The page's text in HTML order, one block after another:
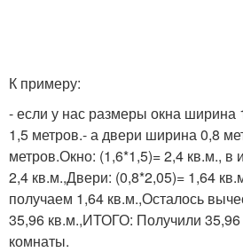
К примеру:
- если у нас размеры окна ширина
1,5 метров.- а двери ширина 0,8
метров.Окно: (1,6*1,5)= 2,4 кв.м., в
2,4 кв.м.,Двери: (0,8*2,05)= 1,64
получаем 1,64 кв.м.,Осталось
35,96 кв.м.,ИТОГО: Получили 35,96
комнаты.